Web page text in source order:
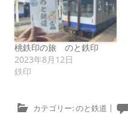
桃鉄印の旅 のと鉄印
2023年8月12日
鉄印
カテゴリー:のと鉄道 |